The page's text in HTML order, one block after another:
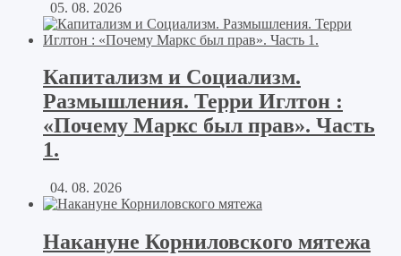
05. 08. 2026
Капитализм и Социализм.
Размышления. Терри Иглтон :
«Почему Маркс был прав». Часть
1.
04. 08. 2026
Накануне Корниловского мятежа